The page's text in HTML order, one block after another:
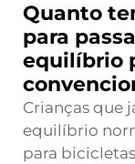
Quanto
para
equilíbrio
Crianças que
equilíbrio
para